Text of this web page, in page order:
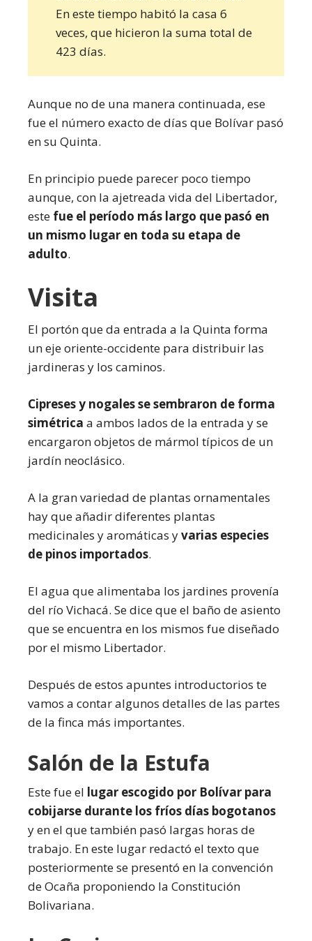
En este tiempo habitó la casa 6
veces, que hicieron la suma total de
423 días.
Aunque no de una manera continuada, ese
fue el número exacto de días que Bolívar pasó
en su Quinta.
En principio puede parecer poco tiempo
aunque, con la ajetreada vida del Libertador,
este fue el período más largo que pasó en
un mismo lugar en toda su etapa de
adulto.
Visita
El portón que da entrada a la Quinta forma
un eje oriente-occidente para distribuir las
jardineras y los caminos.
Cipreses y nogales se sembraron de forma
simétrica a ambos lados de la entrada y se
encargaron objetos de mármol típicos de un
jardín neoclásico.
A la gran variedad de plantas ornamentales
hay que añadir diferentes plantas
medicinales y aromáticas yvarias especies
de pinos importados.
El agua que alimentaba los jardines provenía
del río Vichacá. Se dice que el baño de asiento
que se encuentra en los mismos fue diseñado
por el mismo Libertador.
Después de estos apuntes introductorios te
vamos a contar algunos detalles de las partes
de la finca más importantes.
Salón de la Estufa
Este fue el lugar escogido por Bolívar para
cobijarse durante los fríos días bogotanos
y en el que también pasó largas horas de
trabajo. En este lugar redactó el texto que
posteriormente se presentó en la convención
de Ocaña proponiendo la Constitución
Bolivariana.